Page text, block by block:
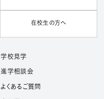
在校生の方へ
学校見学
進学相談会
よくあるご質問